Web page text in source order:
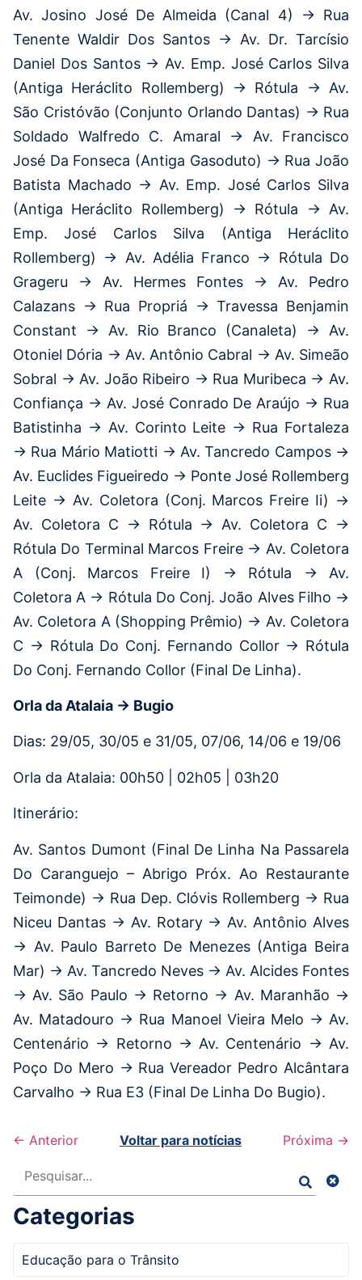
Av. Josino José De Almeida (Canal 4) → Rua
Tenente Waldir Dos Santos → Av. Dr. Tarcísio
Daniel Dos Santos → Av. Emp. José Carlos Silva
(Antiga Heráclito Rollemberg) → Rótula → Av.
São Cristóvão (Conjunto Orlando Dantas) → Rua
Soldado Walfredo C. Amaral → Av. Francisco
José Da Fonseca (Antiga Gasoduto) → Rua João
Batista Machado → Av. Emp. José Carlos Silva
(Antiga Heráclito Rollemberg) → Rótula → Av.
Emp. José Carlos Silva (Antiga Heráclito
Rollemberg) → Av. Adélia Franco → Rótula Do
Grageru → Av. Hermes Fontes → Av. Pedro
Calazans → Rua Propriá → Travessa Benjamin
Constant → Av. Rio Branco (Canaleta) → Av.
Otoniel Dória → Av. Antônio Cabral → Av. Simeão
Sobral → Av. João Ribeiro → Rua Muribeca → Av.
Confiança → Av. José Conrado De Araújo → Rua
Batistinha → Av. Corinto Leite → Rua Fortaleza
→ Rua Mário Matiotti → Av. Tancredo Campos →
Av. Euclides Figueiredo → Ponte José Rollemberg
Leite → Av. Coletora (Conj. Marcos Freire Ii) →
Av. Coletora C → Rótula → Av. Coletora C →
Rótula Do Terminal Marcos Freire → Av. Coletora
A (Conj. Marcos Freire I) → Rótula → Av.
Coletora A → Rótula Do Conj. João Alves Filho →
Av. Coletora A (Shopping Prêmio) → Av. Coletora
C → Rótula Do Conj. Fernando Collor → Rótula
Do Conj. Fernando Collor (Final De Linha).
Orla da Atalaia → Bugio
Dias: 29/05, 30/05 e 31/05, 07/06, 14/06 e 19/06
Orla da Atalaia: 00h50 | 02h05 | 03h20
Itinerário:
Av. Santos Dumont (Final De Linha Na Passarela
Do Caranguejo – Abrigo Próx. Ao Restaurante
Teimonde) → Rua Dep. Clóvis Rollemberg → Rua
Niceu Dantas → Av. Rotary → Av. Antônio Alves
→ Av. Paulo Barreto De Menezes (Antiga Beira
Mar) → Av. Tancredo Neves → Av. Alcides Fontes
→ Av. São Paulo → Retorno → Av. Maranhão →
Av. Matadouro → Rua Manoel Vieira Melo → Av.
Centenário → Retorno → Av. Centenário → Av.
Poço Do Mero → Rua Vereador Pedro Alcântara
Carvalho → Rua E3 (Final De Linha Do Bugio).
← Anterior Voltar para notícias
Próxima →
Categorias
Educação para o Trânsito